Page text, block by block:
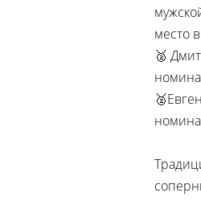
место
🥈